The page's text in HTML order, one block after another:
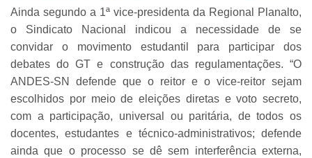
Ainda segundo a 1ª vice-presidenta da Regional Planalto,
o Sindicato Nacional indicou a necessidade de se
convidar o movimento estudantil para participar dos
debates do GT e construção das regulamentações. “O
ANDES-SN defende que o reitor e o vice-reitor sejam
escolhidos por meio de eleições diretas e voto secreto,
com a participação, universal ou paritária, de todos os
docentes, estudantes e técnico-administrativos; defende
ainda que o processo se dê sem interferência externa,